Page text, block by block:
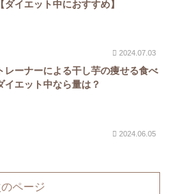
ダイエット中におすすめ】
2024.07.03
レーナーによる干し芋の痩せる食べ
イエット中なら量は？
2024.06.05
ページ